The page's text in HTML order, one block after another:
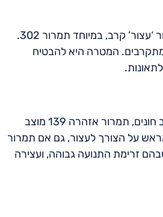
תמרור אזהרה 139 מוצב באופן אסטרטגי על הכבישים כדי להזהיר נהגים מפני תמרור ‘עצור’ קרב, במיוחד תמרור 302.
המתקרבים. המטרה היא להבטיח
בסביבות עירוניות, שבהן הראות עלולה להיות מוסתרת על ידי מבנים, עצים או כלי רכב חונים, תמרור אזהרה 139 מוצב
על הצורך לעצור, גם אם תמרור
זרימת התנועה גבוהה, ועצירה